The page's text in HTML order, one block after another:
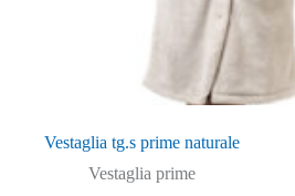
Vestaglia tg.s prime naturale
Vestaglia prime